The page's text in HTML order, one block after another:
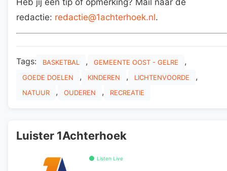
Heb jij een tip of opmerking? Mail naar de
redactie: redactie@1achterhoek.nl.
Tags: BASKETBAL , GEMEENTE OOST - GELRE ,
GOEDE DOELEN , KINDEREN , LICHTENVOORDE ,
NATUUR , OUDEREN , RECREATIE
Luister 1Achterhoek
Listen Live